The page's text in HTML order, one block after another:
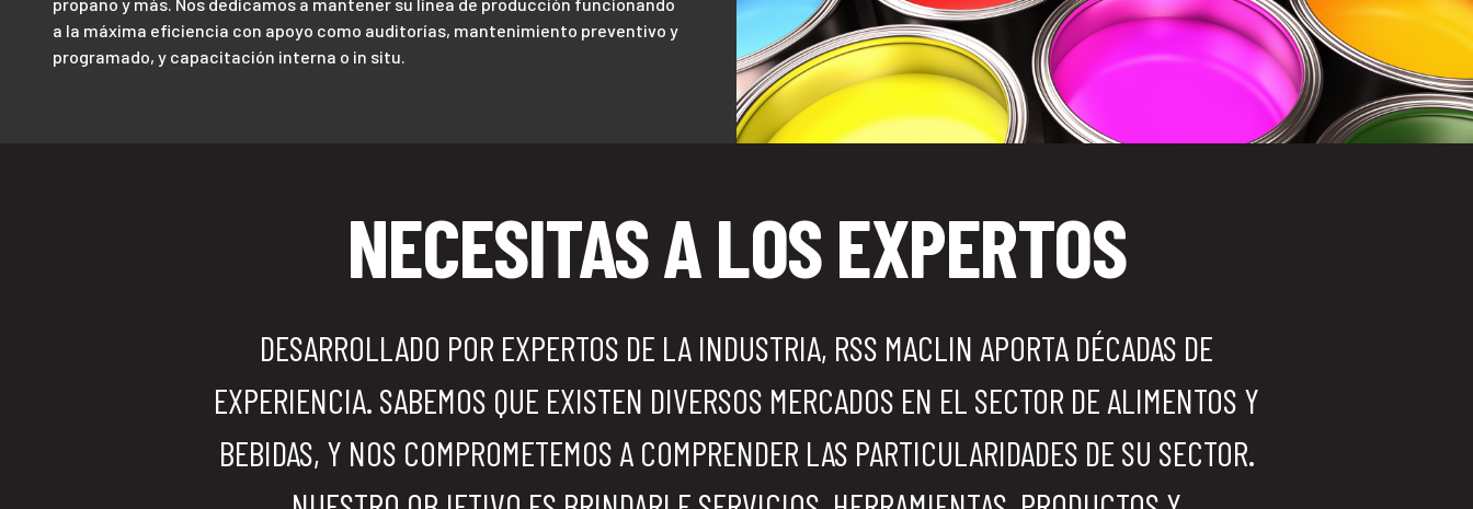
a la máxima eficiencia con apoyo como auditorías, mantenimiento preventivo y
programado, y capacitación interna o in situ.
NECESITAS A LOS EXPERTOS
DESARROLLADO POR EXPERTOS DE LA INDUSTRIA, RSS MACLIN APORTA DÉCADAS DE
EXPERIENCIA. SABEMOS QUE EXISTEN DIVERSOS MERCADOS EN EL SECTOR DE ALIMENTOS Y
BEBIDAS, Y NOS COMPROMETEMOS A COMPRENDER LAS PARTICULARIDADES DE SU SECTOR.